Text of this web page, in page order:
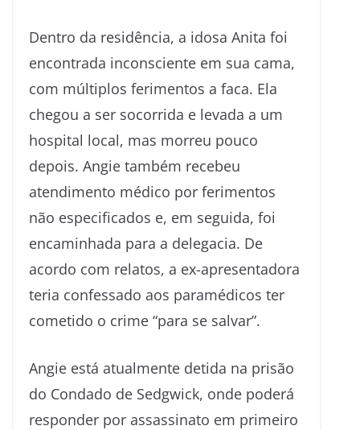
Dentro da residência, a idosa Anita foi
encontrada inconsciente em sua cama,
com múltiplos ferimentos a faca. Ela
chegou a ser socorrida e levada a um
hospital local, mas morreu pouco
depois. Angie também recebeu
atendimento médico por ferimentos
não especificados e, em seguida, foi
encaminhada para a delegacia. De
acordo com relatos, a ex-apresentadora
teria confessado aos paramédicos ter
cometido o crime “para se salvar”.
Angie está atualmente detida na prisão
do Condado de Sedgwick, onde poderá
responder por assassinato em primeiro